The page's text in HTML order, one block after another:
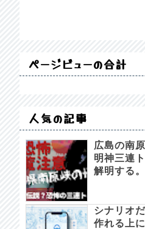
ページビューの合計
人気の記事
広島の南
明神三連
解明する。
シナリオ
作れる上